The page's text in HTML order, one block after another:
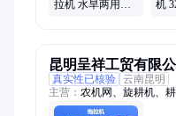
拉机 水旱两用耕
机
昆明呈祥工贸有限公
真实性已核验 云南昆明
主营： 农机网、旋耕机、
件、怒江农机、中国农机